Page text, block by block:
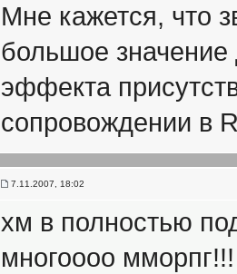
Мне кажется, что
большое
эффекта
сопровождении в
7.11.2007, 18:02
хм в полностью
многоооо мморпг!!!